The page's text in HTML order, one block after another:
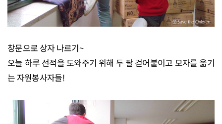
창문으로 상자 나르기~
오늘 하루 선적을 도와주기 위해 두 팔 걷어붙이고 모자를 옮기
는 자원봉사자들!